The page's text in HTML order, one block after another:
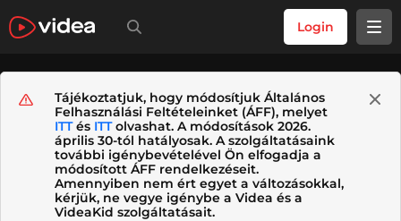
Login
Tájékoztatjuk, hogy módosítjuk Általános
Felhasználási Feltételeinket (ÁFF), melyet
ITTés ITTolvashat. A módosítások 2026.
április 30-tól hatályosak. A szolgáltatásaink
további igénybevételével Ön elfogadja a
módosított ÁFF rendelkezéseit.
Amennyiben nem ért egyet a változásokkal,
kérjük, ne vegye igénybe a Videa és a
VideaKid szolgáltatásait.